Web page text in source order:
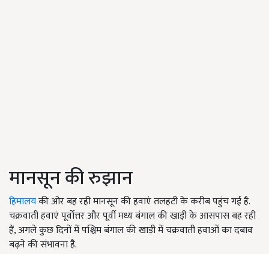
मानसून की रुझान
हिमालयकी ओर बह रही मानसून की हवाएं तलहटी के करीब पहुंच गई है.
चक्रवाती हवाएं पूर्वोत्तर और पूर्वी मध्य बंगाल की खाड़ी के आसपास बह रही
हैं, अगले कुछ दिनों में पश्चिम बंगाल की खाड़ी में चक्रवाती हवाओं का दबाव
बढ़ने की संभावना है.